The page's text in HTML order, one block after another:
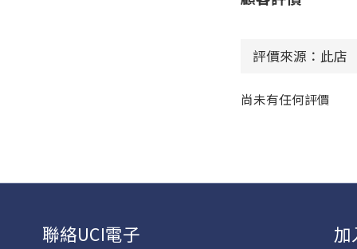
尚未有任何評價
聯絡UCI電子 加